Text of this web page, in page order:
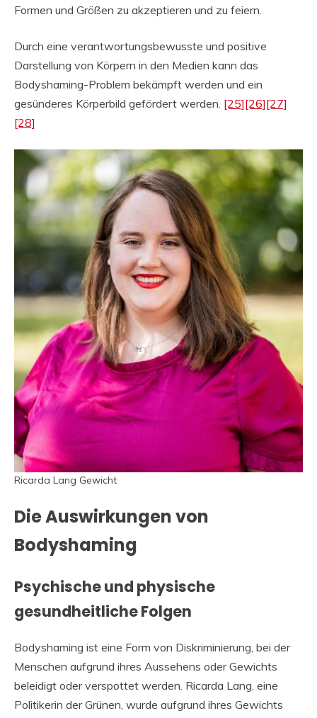
Formen und Größen zu akzeptieren und zu feiern.
Durch eine verantwortungsbewusste und positive
Darstellung von Körpern in den Medien kann das
Bodyshaming-Problem bekämpft werden und ein
gesünderes Körperbild gefördert werden. [25][26][27]
[28]
Ricarda Lang Gewicht
Die Auswirkungen von
Bodyshaming
Psychische und physische
gesundheitliche Folgen
Bodyshaming ist eine Form von Diskriminierung, bei der
Menschen aufgrund ihres Aussehens oder Gewichts
beleidigt oder verspottet werden. Ricarda Lang, eine
Politikerin der Grünen, wurde aufgrund ihres Gewichts